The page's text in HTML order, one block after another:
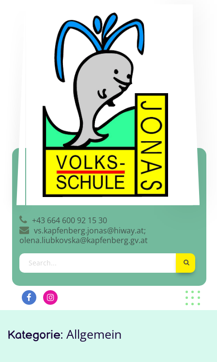
+43 664 600 92 15 30
vs.kapfenberg.jonas@hiway.at;
olena.liubkovska@kapfenberg.gv.at
Kategorie: Allgemein